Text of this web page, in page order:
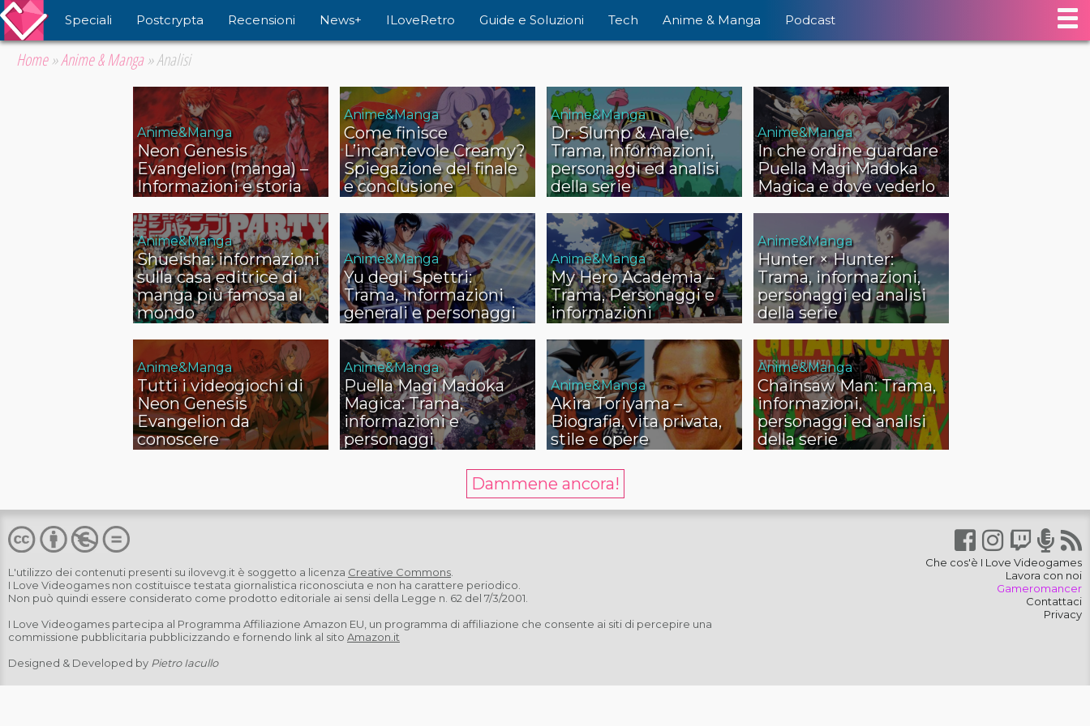
Speciali Postcrypta Recensioni News+ ILoveRetro Guide e Soluzioni Tech Anime & Manga Podcast
Home»Anime & Manga»Analisi
Anime&Manga
Neon Genesis
Evangelion (manga) –
Informazioni e storia
Anime&Manga
Come finisce
L’incantevole Creamy?
Spiegazione del finale
e conclusione
Anime&Manga
Dr. Slump & Arale:
Trama, informazioni,
personaggi ed analisi
della serie
Anime&Manga
In che ordine guardare
Puella Magi Madoka
Magica e dove vederlo
Anime&Manga
Shueisha: informazioni
sulla casa editrice di
manga più famosa al
mondo
Anime&Manga
Yu degli Spettri:
Trama, informazioni
generali e personaggi
Anime&Manga
My Hero Academia –
Trama, Personaggi e
informazioni
Anime&Manga
Hunter × Hunter:
Trama, informazioni,
personaggi ed analisi
della serie
Anime&Manga
Tutti i videogiochi di
Neon Genesis
Evangelion da
conoscere
Anime&Manga
Puella Magi Madoka
Magica: Trama,
informazioni e
personaggi
Anime&Manga
Akira Toriyama –
Biografia, vita privata,
stile e opere
Anime&Manga
Chainsaw Man: Trama,
informazioni,
personaggi ed analisi
della serie
Dammene ancora!
L'utilizzo dei contenuti presenti su ilovevg.it è soggetto a licenza Creative Commons.
I Love Videogames non costituisce testata giornalistica riconosciuta e non ha carattere periodico.
Non può quindi essere considerato come prodotto editoriale ai sensi della Legge n. 62 del 7/3/2001.
I Love Videogames partecipa al Programma Affiliazione Amazon EU, un programma di affiliazione che consente ai siti di percepire una
commissione pubblicitaria pubblicizzando e fornendo link al sito Amazon.it
Designed & Developed by Pietro Iacullo
Che cos'è I Love Videogames
Lavora con noi
Gameromancer
Contattaci
Privacy